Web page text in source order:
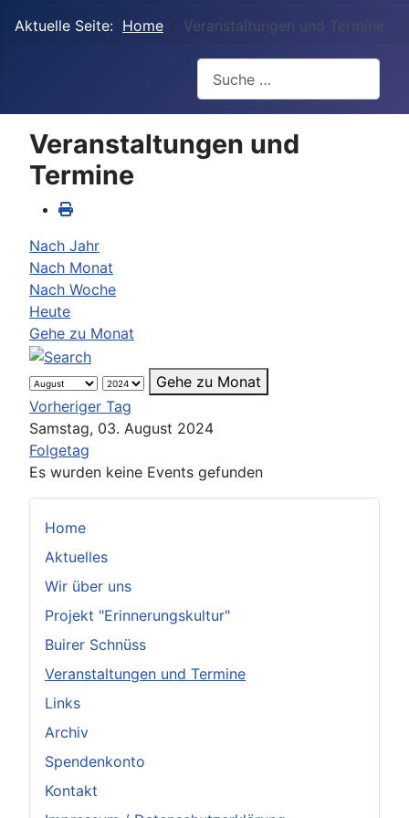
Aktuelle Seite: Home Veranstaltungen und Termine
Home
Aktuelles
Wir über uns
Projekt "Erinnerungskultur"
Buirer Schnüss
Veranstaltungen und Termine
Links
Archiv
Spendenkonto
Kontakt
Veranstaltungen und
Termine
Nach Jahr
Nach Monat
Nach Woche
Heute
Gehe zu Monat
Gehe zu Monat
Vorheriger Tag
Samstag, 03. August 2024
Folgetag
Es wurden keine Events gefunden